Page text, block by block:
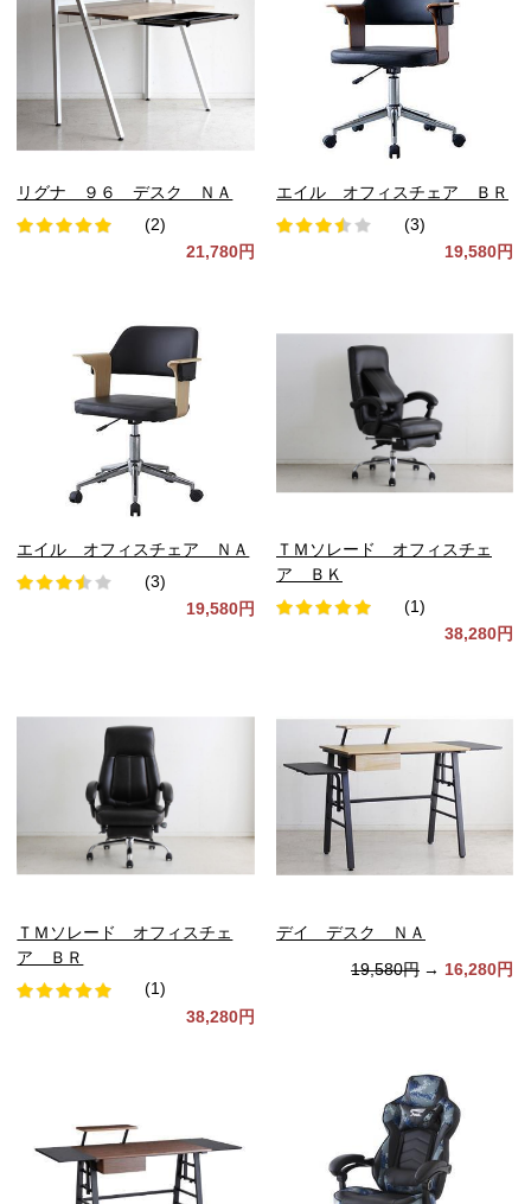
リグナ ９６ デスク ＮＡ
(2)
21,780円
エイル オフィスチェア ＢＲ
(3)
19,580円
エイル オフィスチェア ＮＡ
(3)
19,580円
ＴＭソレード オフィスチェ
ア ＢＫ
(1)
38,280円
ＴＭソレード オフィスチェ
ア ＢＲ
(1)
38,280円
デイ デスク ＮＡ
19,580円 → 16,280円